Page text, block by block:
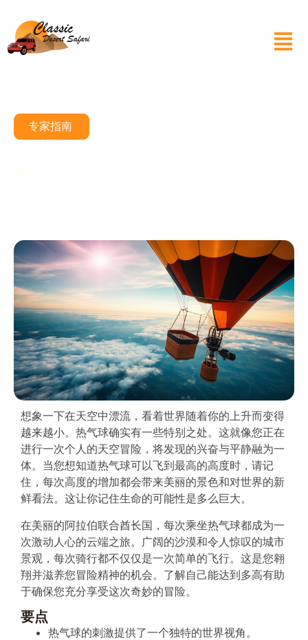
专家指南
想象一下在天空中漂流，看着世界随着你的上升而变得
越来越小。热气球确实有一些特别之处。这就像您正在
进行一次个人的天空冒险，将发现的兴奋与平静融为一
体。当您想知道热气球可以飞到最高的高度时，请记
住，每次高度的增加都会带来美丽的景色和对世界的新
鲜看法。这让你记住生命的可能性是多么巨大。
在美丽的阿拉伯联合酋长国，每次乘坐热气球都成为一
次激动人心的云端之旅。广阔的沙漠和令人惊叹的城市
景观，每次骑行都不仅仅是一次简单的飞行。这是您翱
翔并滋养您冒险精神的机会。了解自己能达到多高有助
于确保您充分享受这次奇妙的冒险。
要点
热气球的刺激提供了一个独特的世界视角。